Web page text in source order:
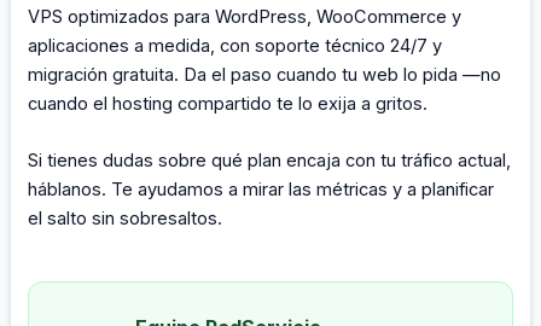
VPS optimizados para WordPress, WooCommerce y
aplicaciones a medida, con soporte técnico 24/7 y
migración gratuita. Da el paso cuando tu web lo pida —no
cuando el hosting compartido te lo exija a gritos.
Si tienes dudas sobre qué plan encaja con tu tráfico actual,
háblanos. Te ayudamos a mirar las métricas y a planificar
el salto sin sobresaltos.